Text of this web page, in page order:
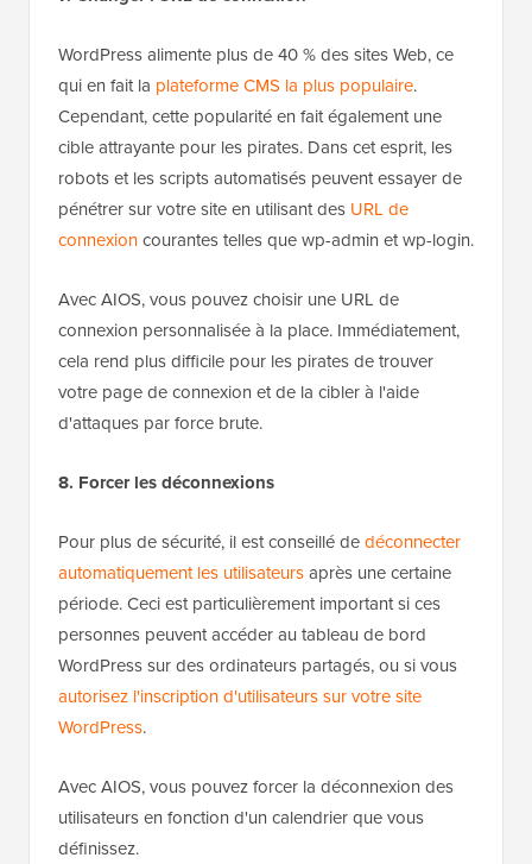
WordPress alimente plus de 40 % des sites Web, ce
qui en fait la plateforme CMS la plus populaire.
Cependant, cette popularité en fait également une
cible attrayante pour les pirates. Dans cet esprit, les
robots et les scripts automatisés peuvent essayer de
pénétrer sur votre site en utilisant des URL de
connexioncourantes telles que wp-admin et wp-login.
Avec AIOS, vous pouvez choisir une URL de
connexion personnalisée à la place. Immédiatement,
cela rend plus difficile pour les pirates de trouver
votre page de connexion et de la cibler à l'aide
d'attaques par force brute.
8. Forcer les déconnexions
Pour plus de sécurité, il est conseillé dedéconnecter
automatiquement les utilisateursaprès une certaine
période. Ceci est particulièrement important si ces
personnes peuvent accéder au tableau de bord
WordPress sur des ordinateurs partagés, ou si vous
autorisez l'inscription d'utilisateurs sur votre site
WordPress.
Avec AIOS, vous pouvez forcer la déconnexion des
utilisateurs en fonction d'un calendrier que vous
définissez.